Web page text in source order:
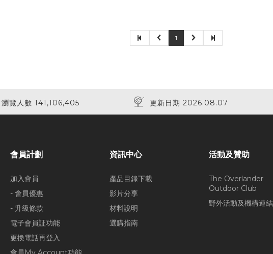
1
瀏覽人數 141,106,405 更新日期 2026.08.07
會員計劃
加入會員
- 會員優惠
- 升級條款
電子會員証功能
更換電話再登入
資訊中心
產品目錄下載
影片分享
材料說明
選購指南
活動及贊助
The Overlander
Outdoor Club
野外活動及機構連結